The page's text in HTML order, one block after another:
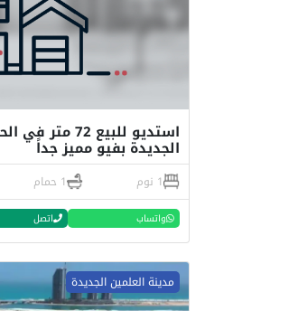
استديو للبيع
الجديدة بفيو مميز جداً
1 نوم 1 حمام
واتساب اتصل
مدينة العلمين الجديدة